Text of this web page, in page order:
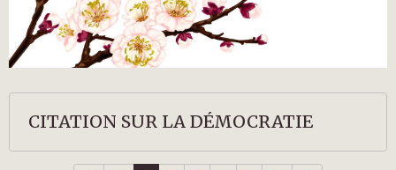
CITATION SUR LA DÉMOCRATIE